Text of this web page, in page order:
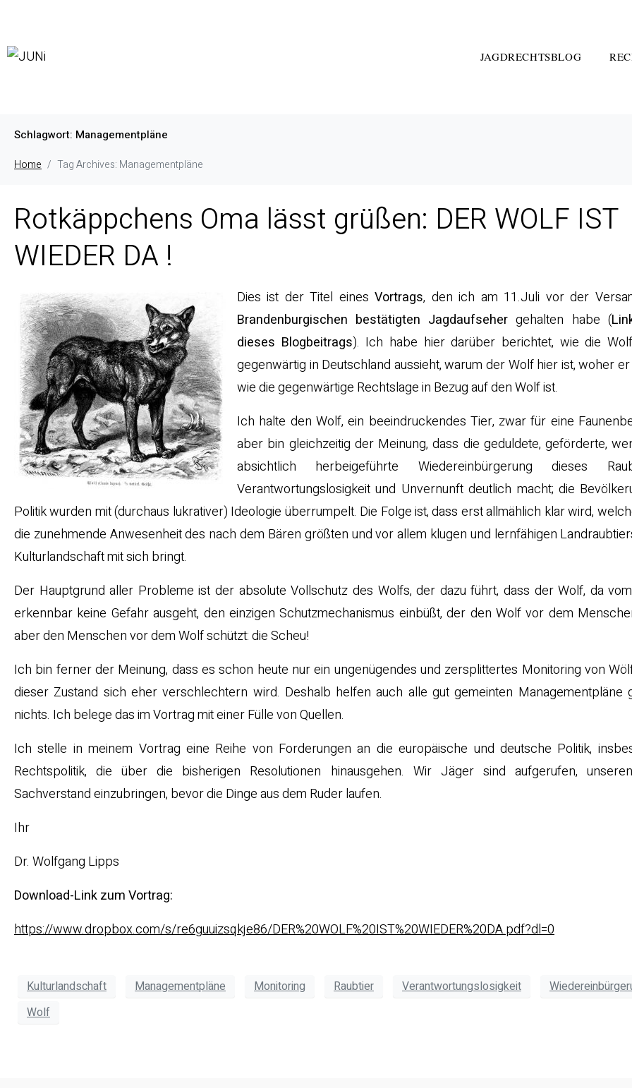
JAGDRECHTSBLOG
Schlagwort: Managementpläne
Home Tag Archives: Managementpläne
Rotkäppchens Oma lässt grüßen: DER WOLF IST
WIEDER DA !
Dies ist der Titel einesVortrags, den ich am 11.Juli vor der
Brandenburgischen bestätigten Jagdaufseher gehalten habe (
dieses Blogbeitrags). Ich habe hier darüber berichtet, wie die
gegenwärtig in Deutschland aussieht, warum der Wolf hier ist, woher
wie die gegenwärtige Rechtslage in Bezug auf den Wolf ist.
Ich halte den Wolf, ein beeindruckendes Tier, zwar für eine
aber bin gleichzeitig der Meinung, dass die geduldete, geförderte,
absichtlich herbeigeführte Wiedereinbürgerung dieses
Verantwortungslosigkeit und Unvernunft deutlich macht; die
Politik wurden mit (durchaus lukrativer) Ideologie überrumpelt. Die Folge ist, dass erst allmählich klar wird,
die zunehmende Anwesenheit des nach dem Bären größten und vor allem klugen und lernfähigen
Kulturlandschaft mit sich bringt.
Der Hauptgrund aller Probleme ist der absolute Vollschutz des Wolfs, der dazu führt, dass der Wolf, da
erkennbar keine Gefahr ausgeht, den einzigen Schutzmechanismus einbüßt, der den Wolf vor dem
aber den Menschen vor dem Wolf schützt: die Scheu!
Ich bin ferner der Meinung, dass es schon heute nur ein ungenügendes und zersplittertes Monitoring von
dieser Zustand sich eher verschlechtern wird. Deshalb helfen auch alle gut gemeinten Managementpläne
nichts. Ich belege das im Vortrag mit einer Fülle von Quellen.
Ich stelle in meinem Vortrag eine Reihe von Forderungen an die europäische und deutsche Politik,
Rechtspolitik, die über die bisherigen Resolutionen hinausgehen. Wir Jäger sind aufgerufen,
Sachverstand einzubringen, bevor die Dinge aus dem Ruder laufen.
Ihr
Dr. Wolfgang Lipps
Download-Link zum Vortrag:
https://www.dropbox.com/s/re6guuizsqkje86/DER%20WOLF%20IST%20WIEDER%20DA.pdf?dl=0
Kulturlandschaft Managementpläne Monitoring Raubtier Verantwortungslosigkeit
Wolf